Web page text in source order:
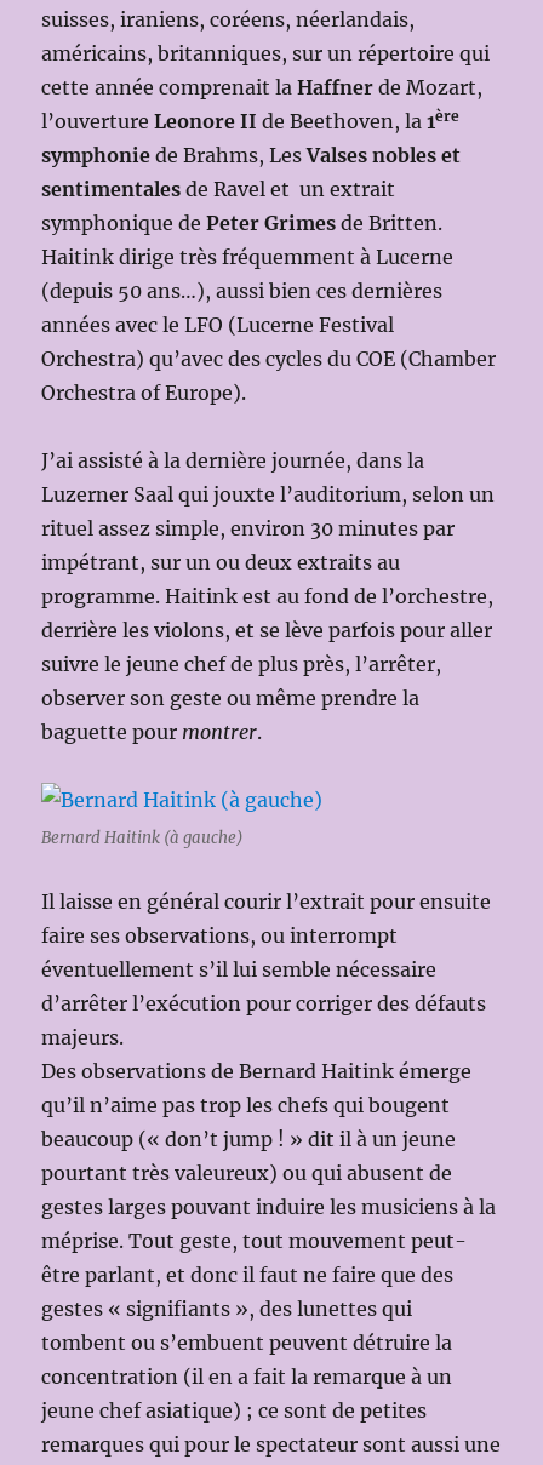
suisses, iraniens, coréens, néerlandais,
américains, britanniques, sur un répertoire qui
cette année comprenait laHaffner de Mozart,
l’ouvertureLeonore II de Beethoven, la1ère
symphonie de Brahms, LesValses nobles et
sentimentales de Ravel et un extrait
symphonique dePeter Grimes de Britten.
Haitink dirige très fréquemment à Lucerne
(depuis 50 ans…), aussi bien ces dernières
années avec le LFO (Lucerne Festival
Orchestra) qu’avec des cycles du COE (Chamber
Orchestra of Europe).
J’ai assisté à la dernière journée, dans la
Luzerner Saal qui jouxte l’auditorium, selon un
rituel assez simple, environ 30 minutes par
impétrant, sur un ou deux extraits au
programme. Haitink est au fond de l’orchestre,
derrière les violons, et se lève parfois pour aller
suivre le jeune chef de plus près, l’arrêter,
observer son geste ou même prendre la
baguette pour montrer.
Bernard Haitink (à gauche)
Il laisse en général courir l’extrait pour ensuite
faire ses observations, ou interrompt
éventuellement s’il lui semble nécessaire
d’arrêter l’exécution pour corriger des défauts
majeurs.
Des observations de Bernard Haitink émerge
qu’il n’aime pas trop les chefs qui bougent
beaucoup (« don’t jump ! » dit il à un jeune
pourtant très valeureux) ou qui abusent de
gestes larges pouvant induire les musiciens à la
méprise. Tout geste, tout mouvement peut-
être parlant, et donc il faut ne faire que des
gestes « signifiants », des lunettes qui
tombent ou s’embuent peuvent détruire la
concentration (il en a fait la remarque à un
jeune chef asiatique) ; ce sont de petites
remarques qui pour le spectateur sont aussi une